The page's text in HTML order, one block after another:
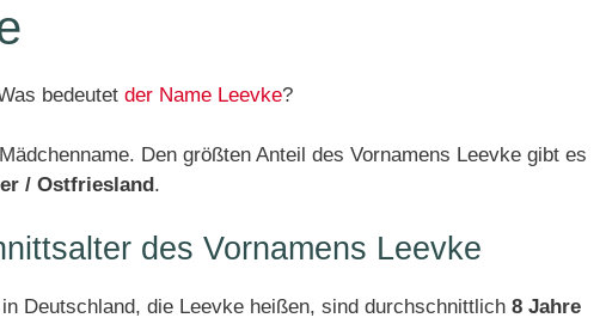
bedeutet der Name Leevke?
Den größten Anteil des Vornamens Leevke gibt es
/ Ostfriesland.
des Vornamens Leevke
Deutschland, die Leevke heißen, sind durchschnittlich 8 Jahre